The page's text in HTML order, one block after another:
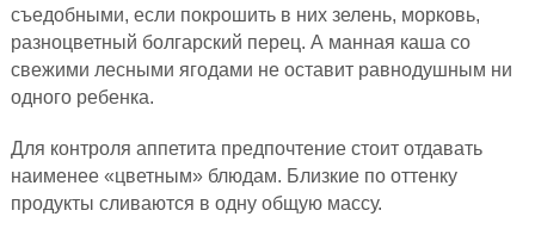
съедобными, если покрошить в них зелень, морковь,
разноцветный болгарский перец. А манная каша со
свежими лесными ягодами не оставит равнодушным ни
одного ребенка.
Для контроля аппетита предпочтение стоит отдавать
наименее «цветным» блюдам. Близкие по оттенку
продукты сливаются в одну общую массу.